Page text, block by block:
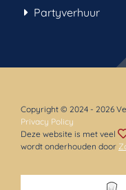
Partyverhuur
Copyright © 2024- 2026
Privacy Policy
Deze website is met veel
wordt onderhouden door